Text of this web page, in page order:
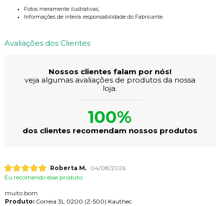
Fotos meramente ilustrativas;
Informações de inteira responsabilidade do Fabricante.
Avaliações dos Clientes
Nossos clientes falam por nós!
veja algumas avaliações de produtos da nossa
loja.
100%
dos clientes recomendam nossos produtos
Roberta M.
04/08/2026
Eu recomendo esse produto.
muito bom
Produto:Correia 3L 0200 (Z-500) Kauthec